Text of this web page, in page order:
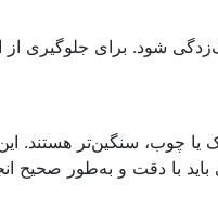
شود. برای جلوگیری
چوب، سنگین‌تر هستند.
با دقت و به‌طور صحیح